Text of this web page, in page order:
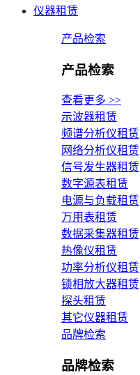
仪器租赁
产品检索
产品检索
查看更多 >>
示波器租赁
频谱分析仪租赁
网络分析仪租赁
信号发生器租赁
数字源表租赁
电源与负载租赁
万用表租赁
数据采集器租赁
热像仪租赁
功率分析仪租赁
锁相放大器租赁
探头租赁
其它仪器租赁
品牌检索
品牌检索